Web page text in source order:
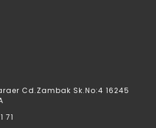
Cd.Zambak Sk.No:4 16245
71